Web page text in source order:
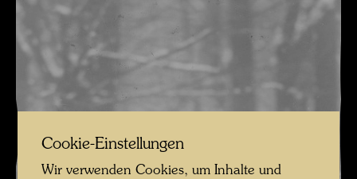
Cookie-Einstellungen
Wir verwenden Cookies, um Inhalte und